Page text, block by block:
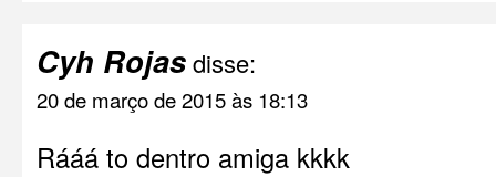
Cyh Rojasdisse:
20 de março de 2015 às 18:13
Rááá to dentro amiga kkkk